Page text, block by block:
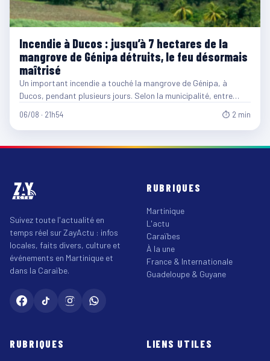
Incendie à Ducos : jusqu’à 7 hectares de la
mangrove de Génipa détruits, le feu désormais
maîtrisé
Un important incendie a touché la mangrove de Génipa, à
Ducos, pendant plusieurs jours. Selon la municipalité, entre…
06/08 · 21h54 ⏱ 2 min
Suivez toute l'actualité en
temps réel sur ZayActu : infos
locales, faits divers, culture et
événements en Martinique et
dans la Caraïbe.
RUBRIQUES
Martinique
L'actu
Caraïbes
À la une
France & Internationale
Guadeloupe & Guyane
RUBRIQUES LIENS UTILES